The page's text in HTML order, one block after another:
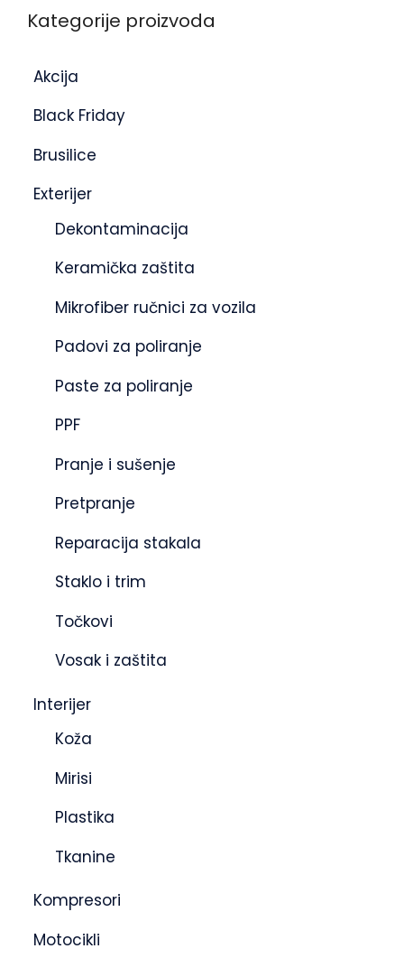
Kategorije proizvoda
Akcija
Black Friday
Brusilice
Exterijer
Dekontaminacija
Keramička zaštita
Mikrofiber ručnici za vozila
Padovi za poliranje
Paste za poliranje
PPF
Pranje i sušenje
Pretpranje
Reparacija stakala
Staklo i trim
Točkovi
Vosak i zaštita
Interijer
Koža
Mirisi
Plastika
Tkanine
Kompresori
Motocikli